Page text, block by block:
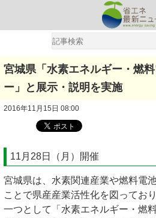
宮城県「水素エネルギー・燃
ー」と展示・説明を実施
2016年11月15日 08:00
11月28日（月）開催
宮城県は、水素関連産業や燃料電
ことで県産産業活性化を図ってお
一つとして「水素エネルギー・燃